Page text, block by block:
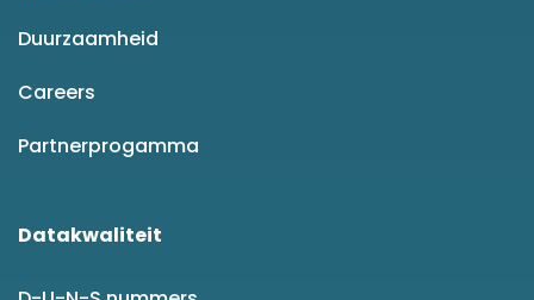
Duurzaamheid
Careers
Partnerprogamma
Datakwaliteit